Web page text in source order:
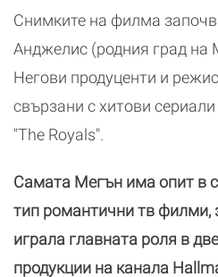
Снимките на филма
Анджелис (родния град
Негови продуценти и
свързани с хитови сериали
"The Royals".
Самата Мегън има опит в
тип романтични тв филми,
играла главната роля в
продукции на канала